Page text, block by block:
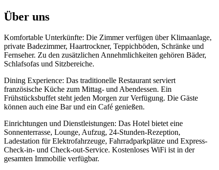
Über uns
Komfortable Unterkünfte: Die Zimmer verfügen über Klimaanlage,
private Badezimmer, Haartrockner, Teppichböden, Schränke und
Fernseher. Zu den zusätzlichen Annehmlichkeiten gehören Bäder,
Schlafsofas und Sitzbereiche.
Dining Experience: Das traditionelle Restaurant serviert
französische Küche zum Mittag- und Abendessen. Ein
Frühstücksbuffet steht jeden Morgen zur Verfügung. Die Gäste
können auch eine Bar und ein Café genießen.
Einrichtungen und Dienstleistungen: Das Hotel bietet eine
Sonnenterrasse, Lounge, Aufzug, 24-Stunden-Rezeption,
Ladestation für Elektrofahrzeuge, Fahrradparkplätze und Express-
Check-in- und Check-out-Service. Kostenloses WiFi ist in der
gesamten Immobilie verfügbar.